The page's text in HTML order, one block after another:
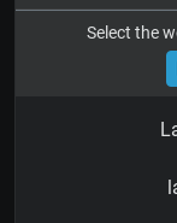
Select the